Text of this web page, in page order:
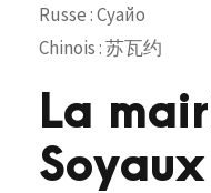
Russe : Суайо
Chinois : 苏瓦约
La